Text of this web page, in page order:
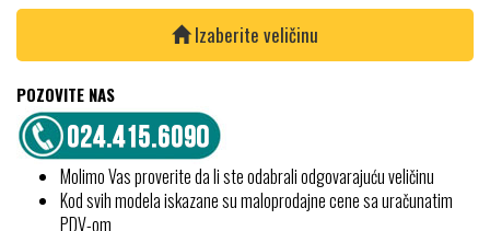
Izaberite veličinu
POZOVITE NAS
Molimo Vas proverite da li ste odabrali odgovarajuću veličinu
Kod svih modela iskazane su maloprodajne cene sa uračunatim
PDV-om